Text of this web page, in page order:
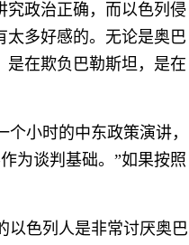
究政治正确，而以色列侵
太多好感的。无论是奥巴
是在欺负巴勒斯坦，是在
小时的中东政策演讲，
为谈判基础。”如果按照
以色列人是非常讨厌奥巴